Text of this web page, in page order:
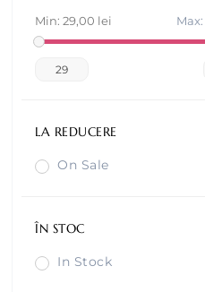
Min: 29,00 lei Max:
29
LA REDUCERE
On Sale
ÎN STOC
In Stock